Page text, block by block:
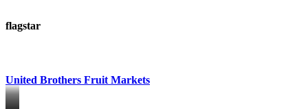
flagstar
United Brothers Fruit Markets